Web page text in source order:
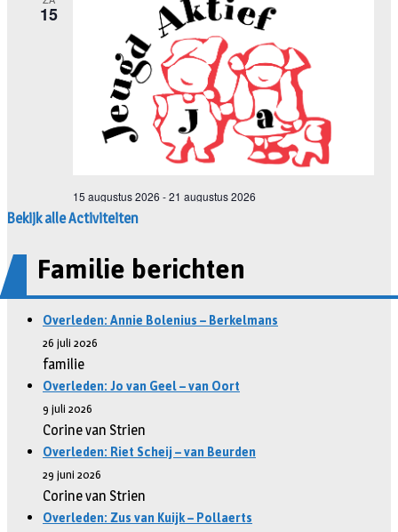
Bekijk alle Activiteiten
Familie berichten
Overleden: Annie Bolenius – Berkelmans
26 juli 2026
familie
Overleden: Jo van Geel – van Oort
9 juli 2026
Corine van Strien
Overleden: Riet Scheij – van Beurden
29 juni 2026
Corine van Strien
Overleden: Zus van Kuijk – Pollaerts